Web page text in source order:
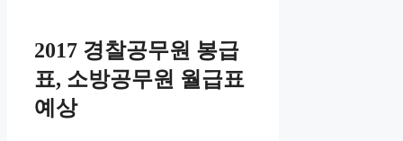
2017 경찰공무원 봉급
표, 소방공무원 월급표
예상